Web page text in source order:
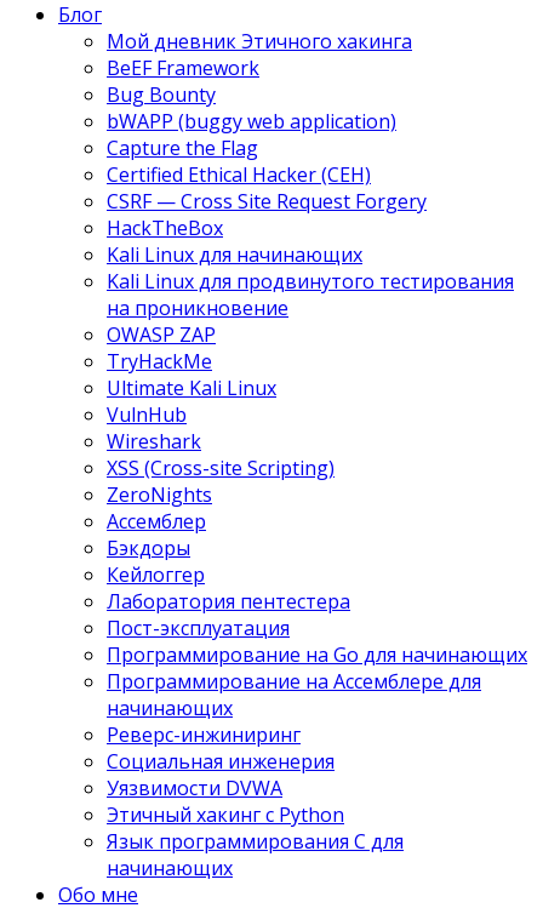
Блог
Мой дневник Этичного хакинга
BeEF Framework
Bug Bounty
bWAPP (buggy web application)
Capture the Flag
Certified Ethical Hacker (CEH)
CSRF — Cross Site Request Forgery
HackTheBox
Kali Linux для начинающих
Kali Linux для продвинутого тестирования
на проникновение
OWASP ZAP
TryHackMe
Ultimate Kali Linux
VulnHub
Wireshark
XSS (Cross-site Scripting)
ZeroNights
Ассемблер
Бэкдоры
Кейлоггер
Лаборатория пентестера
Пост-эксплуатация
Программирование на Go для начинающих
Программирование на Ассемблере для
начинающих
Реверс-инжиниринг
Социальная инженерия
Уязвимости DVWA
Этичный хакинг с Python
Язык программирования С для
начинающих
Обо мне